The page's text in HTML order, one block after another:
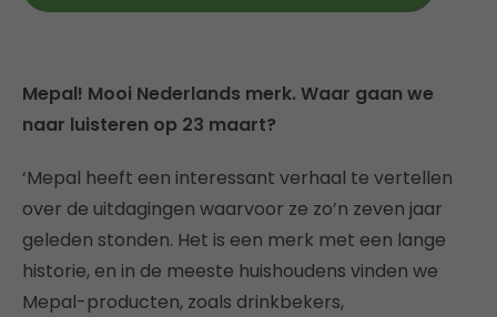
Mepal! Mooi Nederlands merk. Waar gaan we
naar luisteren op 23 maart?
‘Mepal heeft een interessant verhaal te vertellen
over de uitdagingen waarvoor ze zo’n zeven jaar
geleden stonden. Het is een merk met een lange
historie, en in de meeste huishoudens vinden we
Mepal-producten, zoals drinkbekers,